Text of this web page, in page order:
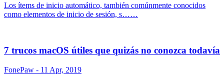
Los ítems de inicio automático, también comúnmente conocidos
como elementos de inicio de sesión, s……
7 trucos macOS útiles que quizás no conozca todavía
FonePaw - 11 Apr, 2019